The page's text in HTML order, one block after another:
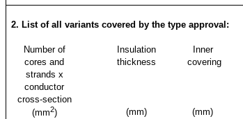
2. List of all variants covered by the type approval:
Number of
cores and
strands x
conductor
cross-section
Insulation
thickness
Inner
covering
(mm2) (mm) (mm)